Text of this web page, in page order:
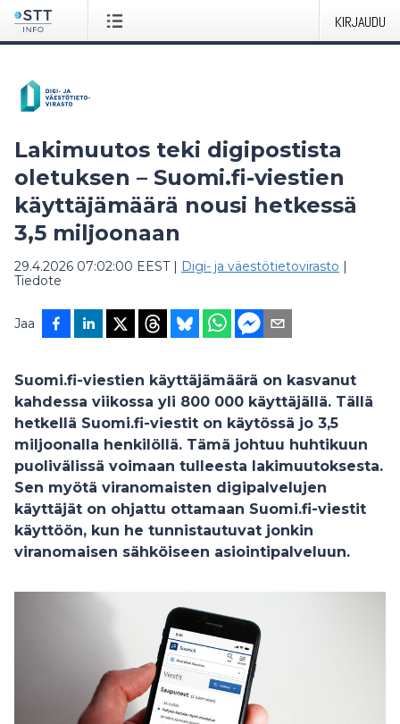
KIRJAUDU
Lakimuutos teki digipostista
oletuksen – Suomi.fi-viestien
käyttäjämäärä nousi hetkessä
3,5 miljoonaan
29.4.2026 07:02:00 EEST| Digi- ja väestötietovirasto |
Tiedote
Jaa
Suomi.fi-viestien käyttäjämäärä on kasvanut
kahdessa viikossa yli 800 000 käyttäjällä. Tällä
hetkellä Suomi.fi-viestit on käytössä jo 3,5
miljoonalla henkilöllä. Tämä johtuu huhtikuun
puolivälissä voimaan tulleesta lakimuutoksesta.
Sen myötä viranomaisten digipalvelujen
käyttäjät on ohjattu ottamaan Suomi.fi-viestit
käyttöön, kun he tunnistautuvat jonkin
viranomaisen sähköiseen asiointipalveluun.